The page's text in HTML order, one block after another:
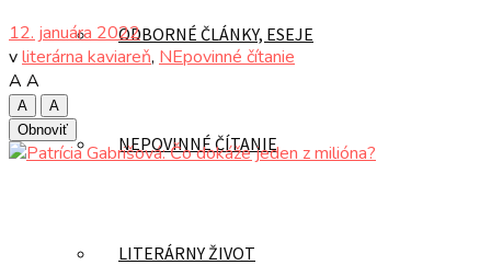
ODBORNÉ ČLÁNKY, ESEJE
NEPOVINNÉ ČÍTANIE
LITERÁRNY ŽIVOT
12. januára 2022
vliterárna kaviareň, NEpovinné čítanie
A A
A
A
Obnoviť